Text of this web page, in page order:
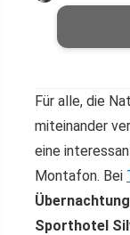
Für alle, die
miteinander
eine
Montafon. Bei
Sporthotel